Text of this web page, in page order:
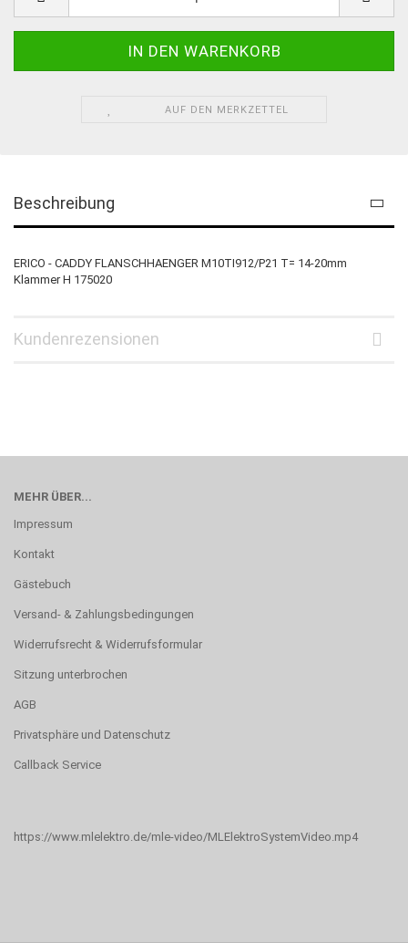
AUF DEN MERKZETTEL
Beschreibung
ERICO - CADDY FLANSCHHAENGER M10TI912/P21 T= 14-20mm
Klammer H 175020
Kundenrezensionen
MEHR ÜBER...
Impressum
Kontakt
Gästebuch
Versand- & Zahlungsbedingungen
Widerrufsrecht & Widerrufsformular
Sitzung unterbrochen
AGB
Privatsphäre und Datenschutz
Callback Service
https://www.mlelektro.de/mle-video/MLElektroSystemVideo.mp4